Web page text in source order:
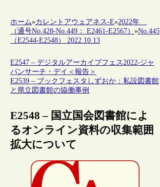
ホーム»カレントアウェアネス-E»2022年
（通号No.428-No.449： E2461-E2567）»No.445
（E2544-E2548） 2022.10.13
E2547 – デジタルアーカイブフェス2022-ジャ
パンサーチ・デイ＜報告＞
E2539 – ブックフェスタしずおか：私設図書館
と県立図書館の協働事例
E2548 – 国立国会図書館によ
るオンライン資料の収集範囲
拡大について